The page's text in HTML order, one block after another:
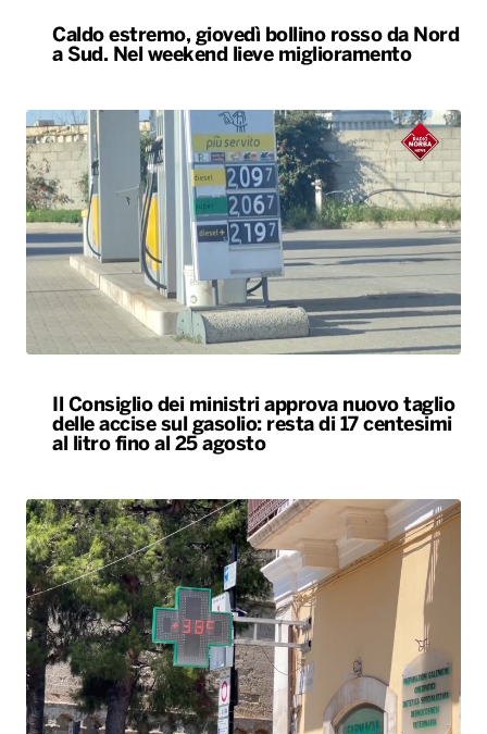
Caldo estremo, giovedì bollino rosso da Nord
a Sud. Nel weekend lieve miglioramento
Il Consiglio dei ministri approva nuovo taglio
delle accise sul gasolio: resta di 17 centesimi
al litro fino al 25 agosto